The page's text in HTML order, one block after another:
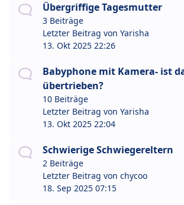
Übergriffige Tagesmutter
3 Beiträge
Letzter Beitrag von Yarisha
13. Okt 2025 22:26
Babyphone mit Kamera- ist
übertrieben?
10 Beiträge
Letzter Beitrag von Yarisha
13. Okt 2025 22:04
Schwierige Schwiegereltern
2 Beiträge
Letzter Beitrag von chycoo
18. Sep 2025 07:15